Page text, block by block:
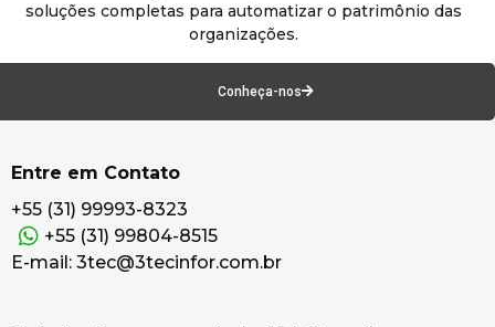
soluções completas para automatizar o patrimônio das
organizações.
Conheça-nos
Entre em Contato
+55 (31) 99993-8323
+55 (31) 99804-8515
E-mail: 3tec@3tecinfor.com.br